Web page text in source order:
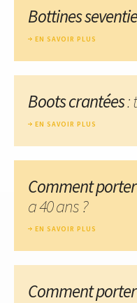
Bottines
EN SAVOIR PLUS
Boots crantées:
EN SAVOIR PLUS
Comment
a 40 ans ?
EN SAVOIR PLUS
Comment porter